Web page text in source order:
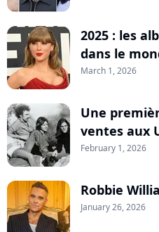
2025 : les
dans le
March 1, 2026
Une
ventes aux
February 1, 2026
Robbie
January 26, 2026